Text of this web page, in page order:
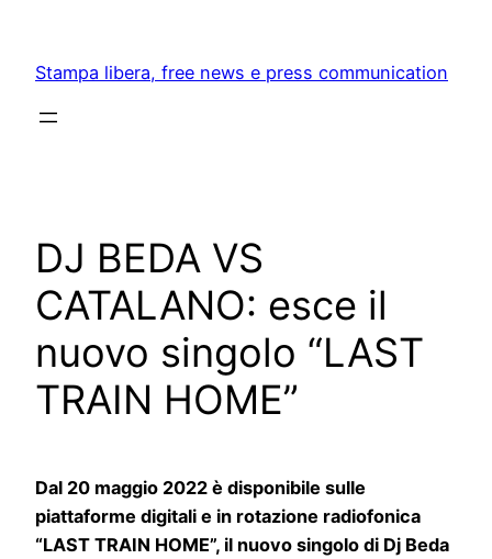
content
Stampa libera, free news e press communication
DJ BEDA VS
CATALANO: esce il
nuovo singolo “LAST
TRAIN HOME”
Dal 20 maggio 2022 è disponibile sulle
piattaforme digitali e in rotazione radiofonica
“LAST TRAIN HOME”, il nuovo singolo di Dj Beda